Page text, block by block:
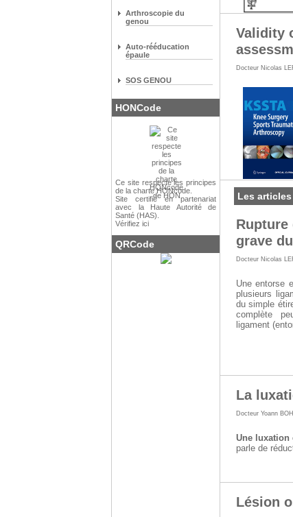
Arthroscopie du
genou
Auto-rééducation
épaule
SOS GENOU
HONCode
Ce site respecte les principes
de la charte HONcode
Site certifié en partenariat
avec la Haute Autorité de
Santé (HAS).
Vérifiez ici
QRCode
Validity
Docteur Nicolas
Les
grave
Docteur Nicolas
Une entorse
plusieurs
du simple
complète
ligament
La
Docteur Yoann
Une luxation
parle de
Lésion